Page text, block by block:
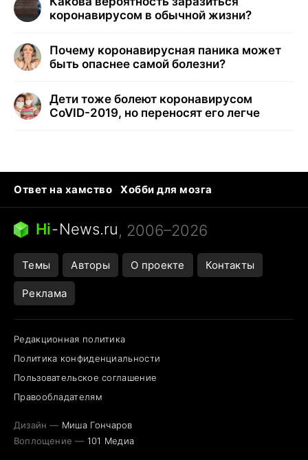
коронавирусом в обычной жизни?
Почему коронавирусная паника может
быть опаснее самой болезни?
Дети тоже болеют коронавирусом
CoVID-2019, но переносят его легче
Ответ на хамство
Хобби для мозга
Бензин 100 и 95
Тунцы в океанариуме
Следующая пандемия
Hi-News.ru, 2006–2026
Темы Авторы О проекте Контакты
Реклама
Редакционная политика
Политика конфиденциальности
Пользовательское соглашение
Правообладателям
Дизайн — Миша Гончаров
Воплощение — 101 Медиа